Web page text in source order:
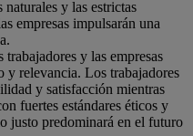
naturales y las estrictas
empresas impulsarán una
trabajadores y las empresas
y relevancia. Los trabajadores
y satisfacción mientras
fuertes estándares éticos y
justo predominará en el futuro